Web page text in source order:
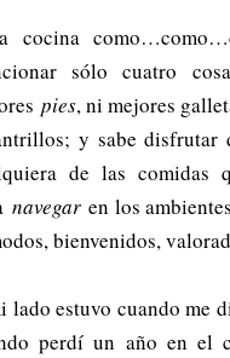
cocina
sólo cuatro
pies, ni mejores
y sabe disfrutar
de las comidas
navegar en los
bienvenidos,
lado estuvo cuando me
perdí un año en el